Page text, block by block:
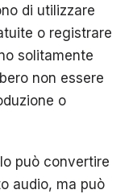
di utilizzare
o registrare
solitamente
non essere
o
può convertire
audio, ma può